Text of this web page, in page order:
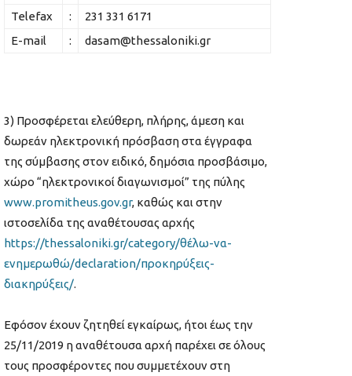
Telefax
:
231 331 6171
E-mail
: dasam@thessaloniki.gr
3) Προσφέρεται ελεύθερη, πλήρης, άμεση και
δωρεάν ηλεκτρονική πρόσβαση στα έγγραφα
της σύμβασης στον ειδικό, δημόσια προσβάσιμο,
χώρο “ηλεκτρονικοί διαγωνισμοί” της πύλης
www.promitheus.gov.gr, καθώς και στην
ιστοσελίδα της αναθέτουσας αρχής
https://thessaloniki.gr/category/θέλω-να-
ενημερωθώ/declaration/προκηρύξεις-
διακηρύξεις/.
Εφόσον έχουν ζητηθεί εγκαίρως, ήτοι έως την
25/11/2019 η αναθέτουσα αρχή παρέχει σε όλους
τους προσφέροντες που συμμετέχουν στη